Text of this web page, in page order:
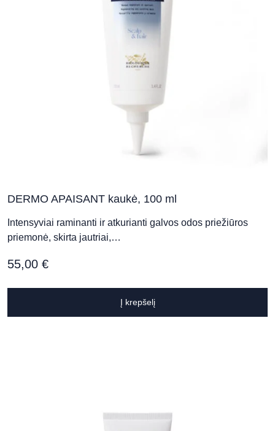
DERMO APAISANT kaukė, 100 ml
Intensyviai raminanti ir atkurianti galvos odos priežiūros
priemonė, skirta jautriai,…
55,00 €
Į krepšelį